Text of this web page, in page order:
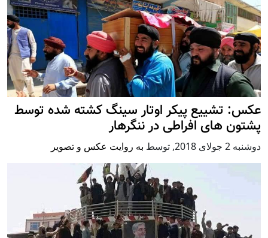
عکس: تشییع پیکر اوتار سینگ کشته شده توسط
پشتون های افراطی در ننگرهار
دوشنبه 2 جولای 2018 , توسط به روایت عکس و تصویر